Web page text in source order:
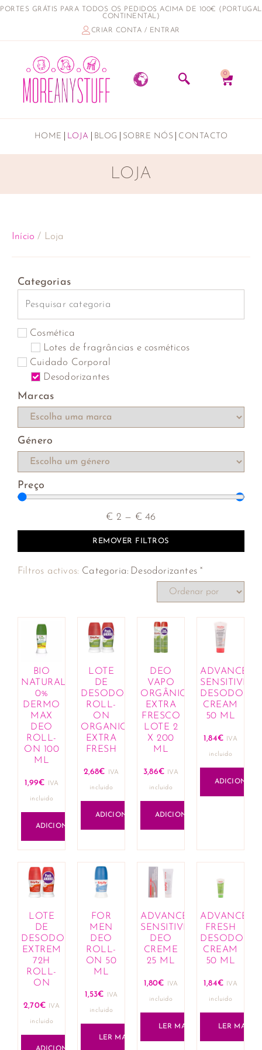
PORTES GRÁTIS PARA TODOS OS PEDIDOS ACIMA DE 100€ (PORTUGAL
CONTINENTAL)
CRIAR CONTA / ENTRAR
0
HOME LOJA BLOG SOBRE NÓS CONTACTO
LOJA
Início / Loja
Categorias
Cosmética
Lotes de fragrâncias e cosméticos
Cuidado Corporal
Desodorizantes
Marcas
Género
Preço
€ 2 — €46
REMOVER FILTROS
Filtros activos: Categoria: Desodorizantes ×
BIO
NATURAL
0%
DERMO
MAX
DEO
ROLL-
ON 100
ML
1,99€ IVA
incluido
ADICIONAR
LOTE
DE
DESODORANTE
ROLL-
ON
ORGANIC
EXTRA
FRESH
2,68€ IVA
incluido
ADICIONAR
DEO
VAPO
ORGÂNICO
EXTRA
FRESCO
LOTE 2
X 200
ML
3,86€ IVA
incluido
ADICIONAR
ADVANCE
SENSITIVE
CREAM
50 ML
1,84€ IVA
incluido
ADICIONAR
LOTE
DE
DESODORANTE
EXTREM
72H
ROLL-
ON
2,70€ IVA
incluido
FOR
MEN
DEO
ROLL-
ON 50
ML
1,53€ IVA
incluido
LER MAIS
ADVANCE
SENSITIVE
DEO
CREME
25 ML
1,80€ IVA
incluido
LER MAIS
ADVANCE
FRESH
CREAM
50 ML
1,84€ IVA
incluido
LER MAIS